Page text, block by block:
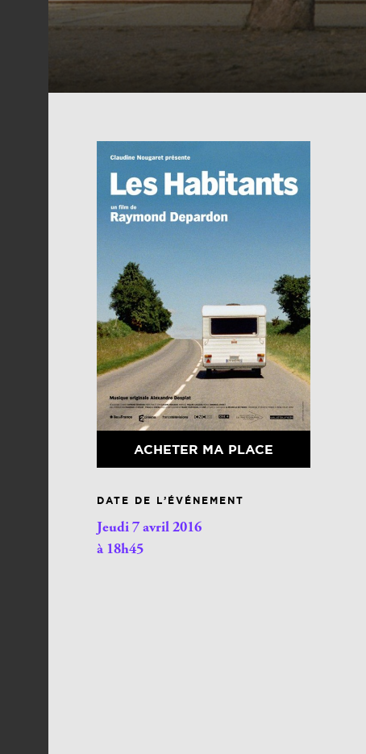
ACHETER MA PLACE
DATE DE L’ÉVÉNEMENT
Jeudi 7 avril 2016
à 18h45